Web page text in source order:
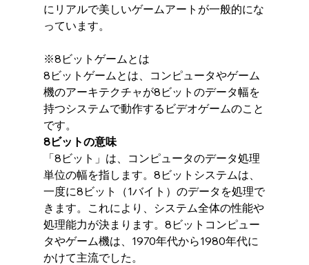
にリアルで美しいゲームアートが一般的にな
っています。
※8ビットゲームとは
8ビットゲームとは、コンピュータやゲーム
機のアーキテクチャが8ビットのデータ幅を
持つシステムで動作するビデオゲームのこと
です。
8ビットの意味
「8ビット」は、コンピュータのデータ処理
単位の幅を指します。8ビットシステムは、
一度に8ビット（1バイト）のデータを処理で
きます。これにより、システム全体の性能や
処理能力が決まります。8ビットコンピュー
タやゲーム機は、1970年代から1980年代に
かけて主流でした。